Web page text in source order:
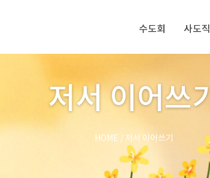
수도회 사도직
저서 이어쓰기
HOME / 저서 이어쓰기